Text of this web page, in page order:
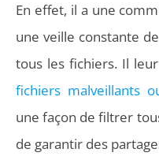
En effet, il a une
une veille constante
tous les fichiers. Il
fichiers malveillants
une façon de filtrer
de garantir des